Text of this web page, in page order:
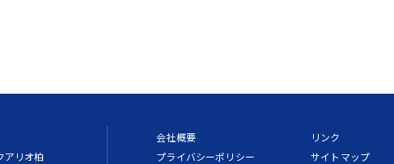
アリオ柏
会社概要
プライバシーポリシー
リンク
サイトマップ